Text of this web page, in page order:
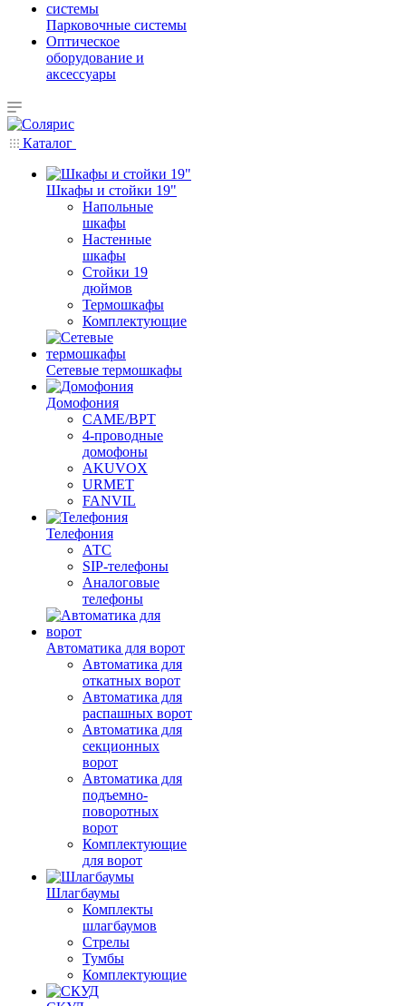
Парковочные системы
Оптическое
оборудование и
аксессуары
Каталог
Шкафы и стойки 19"
Напольные
шкафы
Настенные
шкафы
Стойки 19
дюймов
Термошкафы
Комплектующие
Сетевые термошкафы
Домофония
CAME/BPT
4-проводные
домофоны
AKUVOX
URMET
FANVIL
Телефония
АТС
SIP-телефоны
Аналоговые
телефоны
Автоматика для ворот
Автоматика для
откатных ворот
Автоматика для
распашных ворот
Автоматика для
секционных
ворот
Автоматика для
подъемно-
поворотных
ворот
Комплектующие
для ворот
Шлагбаумы
Комплекты
шлагбаумов
Стрелы
Тумбы
Комплектующие